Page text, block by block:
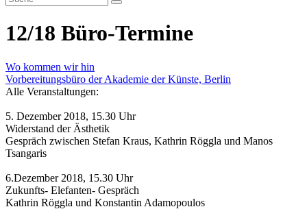
12/18 Büro-Termine
Wo kommen wir hin
Vorbereitungsbüro der Akademie der Künste, Berlin
Alle Veranstaltungen:
5. Dezember 2018, 15.30 Uhr
Widerstand der Ästhetik
Gespräch zwischen Stefan Kraus, Kathrin Röggla und Manos
Tsangaris
6.Dezember 2018, 15.30 Uhr
Zukunfts- Elefanten- Gespräch
Kathrin Röggla und Konstantin Adamopoulos